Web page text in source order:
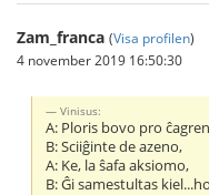
Zam_franca (Visa profilen)
4 november 2019 16:50:30
Vinisus:
A: Ploris bovo pro
B: Sciiĝinte de azeno,
A: Ke, la ŝafa aksiomo,
B: Ĝi samestultas